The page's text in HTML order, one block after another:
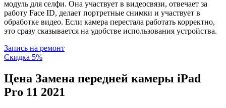
модуль для селфи. Она участвует в видеосвязи, отвечает за
работу Face ID, делает портретные снимки и участвует в
обработке видео. Если камера перестала работать корректно,
это сразу сказывается на удобстве использования устройства.
Запись на ремонт
Скидка 5%
Цена Замена передней камеры iPad
Pro 11 2021